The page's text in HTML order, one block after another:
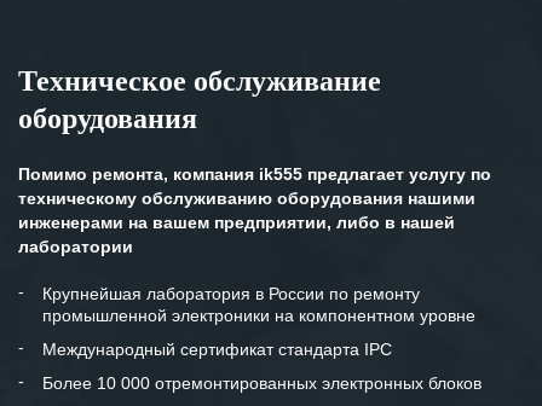
Техническое обслуживание
оборудования
Помимо ремонта, компания ik555 предлагает услугу по
техническому обслуживанию оборудования нашими
инженерами на вашем предприятии, либо в нашей
лаборатории
Крупнейшая лаборатория в России по ремонту
промышленной электроники на компонентном уровне
Международный сертификат стандарта IPC
Более 10 000 отремонтированных электронных блоков